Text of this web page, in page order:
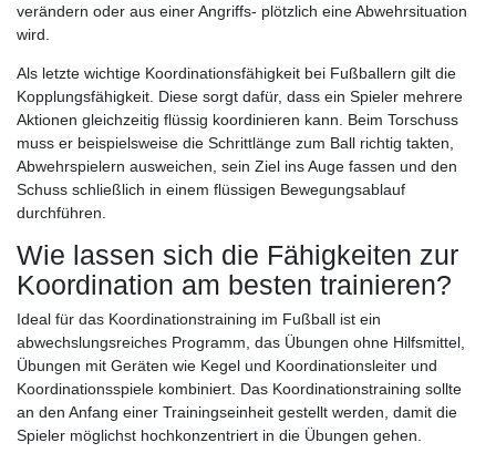
verändern oder aus einer Angriffs- plötzlich eine Abwehrsituation
wird.
Als letzte wichtige Koordinationsfähigkeit bei Fußballern gilt die
Kopplungsfähigkeit. Diese sorgt dafür, dass ein Spieler mehrere
Aktionen gleichzeitig flüssig koordinieren kann. Beim Torschuss
muss er beispielsweise die Schrittlänge zum Ball richtig takten,
Abwehrspielern ausweichen, sein Ziel ins Auge fassen und den
Schuss schließlich in einem flüssigen Bewegungsablauf
durchführen.
Wie lassen sich die Fähigkeiten zur
Koordination am besten trainieren?
Ideal für das Koordinationstraining im Fußball ist ein
abwechslungsreiches Programm, das Übungen ohne Hilfsmittel,
Übungen mit Geräten wie Kegel und Koordinationsleiter und
Koordinationsspiele kombiniert. Das Koordinationstraining sollte
an den Anfang einer Trainingseinheit gestellt werden, damit die
Spieler möglichst hochkonzentriert in die Übungen gehen.